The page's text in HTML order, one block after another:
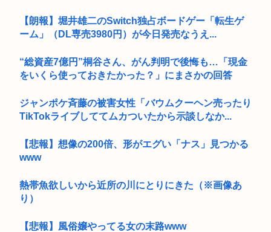
【朗報】堀井雄二のSwitch独占ボードゲー「転生ゲ
ーム」（DL専売3980円）が今日発売なうえ...
“総資産7億円”桐谷さん、がん判明で後悔も…「現金
をいくら使っておきたかった？」にまさかの回答
ジャンポケ斉藤の被害女性「バウムクーヘン売ったり
TikTokライブしててムカついたから示談しなか...
【悲報】想像の200倍、形がエグい「ナス」見つかる
www
熱帯魚欲しいから近所の川にとりにきた（※画像あ
り）
【悲報】風俗嬢やってる女の末路www